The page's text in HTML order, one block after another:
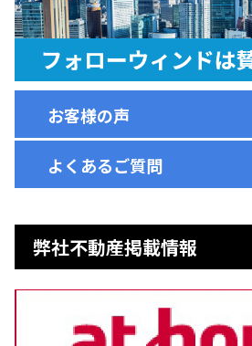
お客様の声
よくあるご質問
弊社不動産掲載情報